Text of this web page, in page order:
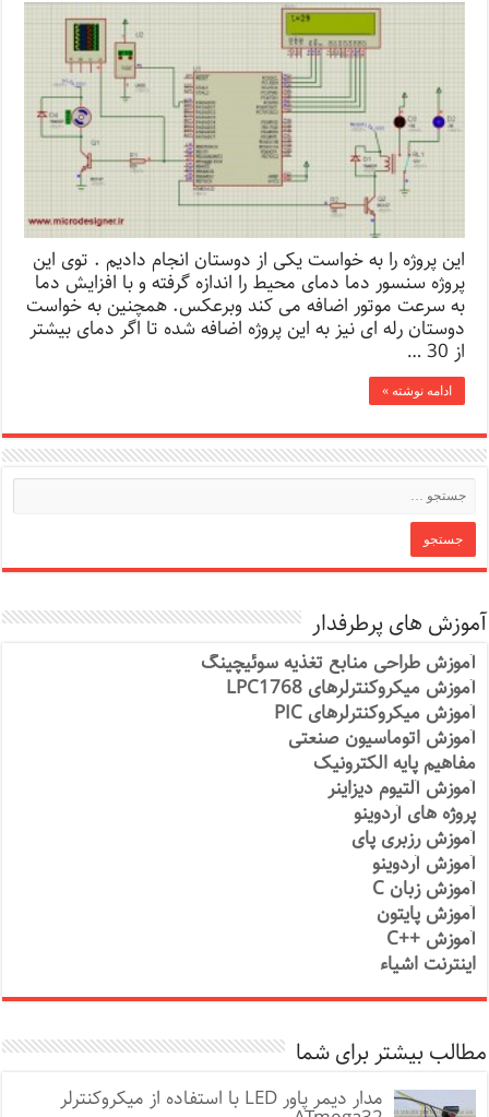
این پروژه را به خواست یکی از دوستان انجام دادیم . توی این
پروژه سنسور دما دمای محیط را اندازه گرفته و با افزایش دما
به سرعت موتور اضافه می کند وبرعکس. همچنین به خواست
دوستان رله ای نیز به این پروژه اضافه شده تا اگر دمای بیشتر
از 30 …
ادامه نوشته »
آموزش های پرطرفدار
آموزش طراحی منابع تغذیه سوئیچینگ
آموزش میکروکنترلرهای LPC1768
آموزش میکروکنترلرهای PIC
آموزش اتوماسیون صنعتی
مفاهیم پایه الکترونیک
آموزش آلتیوم دیزاینر
پروژه های آردوینو
آموزش رزبری پای
آموزش آردوینو
آموزش زبان C
آموزش پایتون
آموزش ++C
اینترنت اشیاء
مطالب بیشتر برای شما
مدار دیمر پاور LED با استفاده از میکروکنترلر